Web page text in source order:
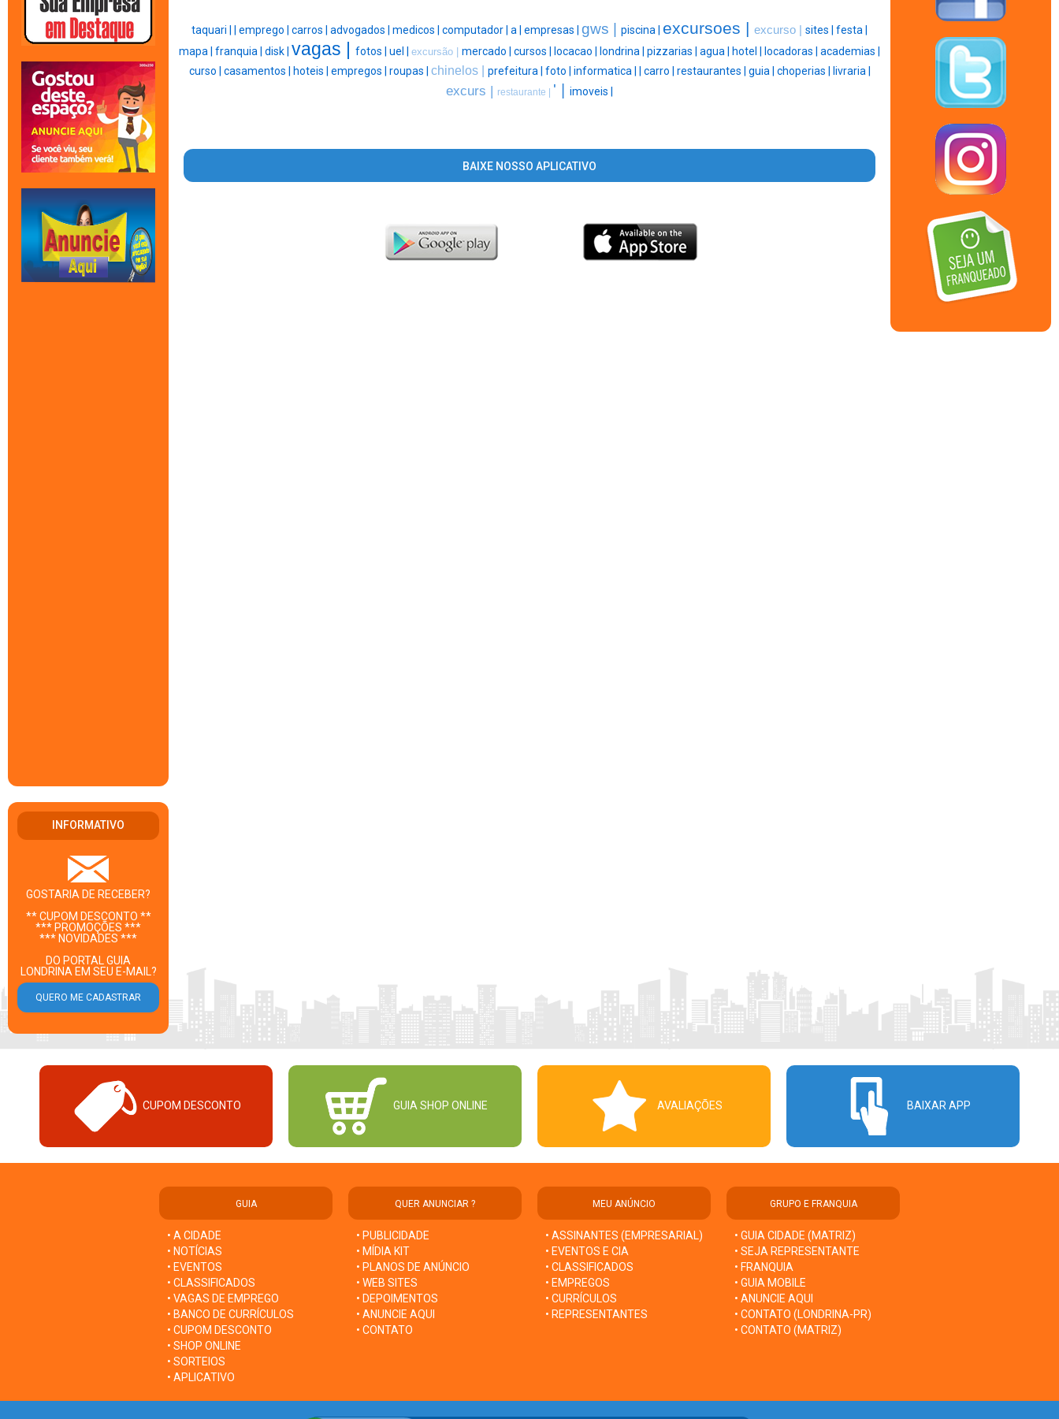
INFORMATIVO
GOSTARIA DE RECEBER?
** CUPOM DESCONTO **
*** PROMOÇÕES ***
*** NOVIDADES ***
DO PORTAL GUIA
LONDRINA EM SEU E-MAIL?
taquari | emprego | carros | advogados | medicos | computador | a | empresas | gws | piscina | excursoes | excurso | sites | festa |
mapa | franquia | disk | vagas | fotos | uel | excursão | mercado | cursos | locacao | londrina | pizzarias | agua | hotel | locadoras | academias |
curso | casamentos | hoteis | empregos | roupas | chinelos | prefeitura | foto | informatica | carro | restaurantes | guia | choperias | livraria |
excurs | restaurante | ' | imoveis |
BAIXE NOSSO APLICATIVO
CUPOM DESCONTO GUIA SHOP ONLINE AVALIAÇÕES BAIXAR APP
GUIA
• A CIDADE
• NOTÍCIAS
• EVENTOS
• CLASSIFICADOS
• VAGAS DE EMPREGO
• BANCO DE CURRÍCULOS
• CUPOM DESCONTO
• SHOP ONLINE
• SORTEIOS
• APLICATIVO
QUER ANUNCIAR ?
• PUBLICIDADE
• MÍDIA KIT
• PLANOS DE ANÚNCIO
• WEB SITES
• DEPOIMENTOS
• ANUNCIE AQUI
• CONTATO
MEU ANÚNCIO
• ASSINANTES (EMPRESARIAL)
• EVENTOS E CIA
• CLASSIFICADOS
• EMPREGOS
• CURRÍCULOS
• REPRESENTANTES
GRUPO E FRANQUIA
• GUIA CIDADE (MATRIZ)
• SEJA REPRESENTANTE
• FRANQUIA
• GUIA MOBILE
• ANUNCIE AQUI
• CONTATO (LONDRINA-PR)
• CONTATO (MATRIZ)